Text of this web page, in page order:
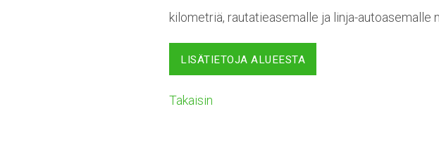
kilometriä, rautatieasemalle ja linja-autoasemalle
LISÄTIETOJA ALUEESTA
Takaisin